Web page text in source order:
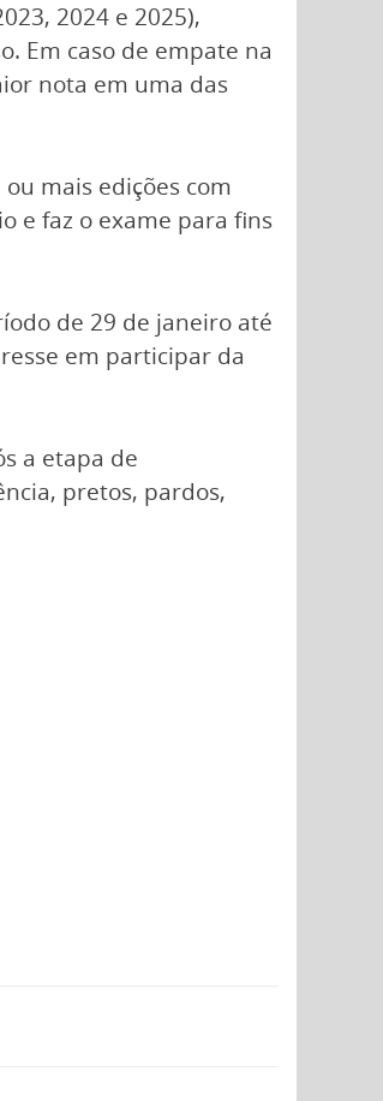
2024 e 2025),
Em caso de empate na
nota em uma das
mais edições com
e faz o exame para fins
de 29 de janeiro até
em participar da
a etapa de
pretos, pardos,